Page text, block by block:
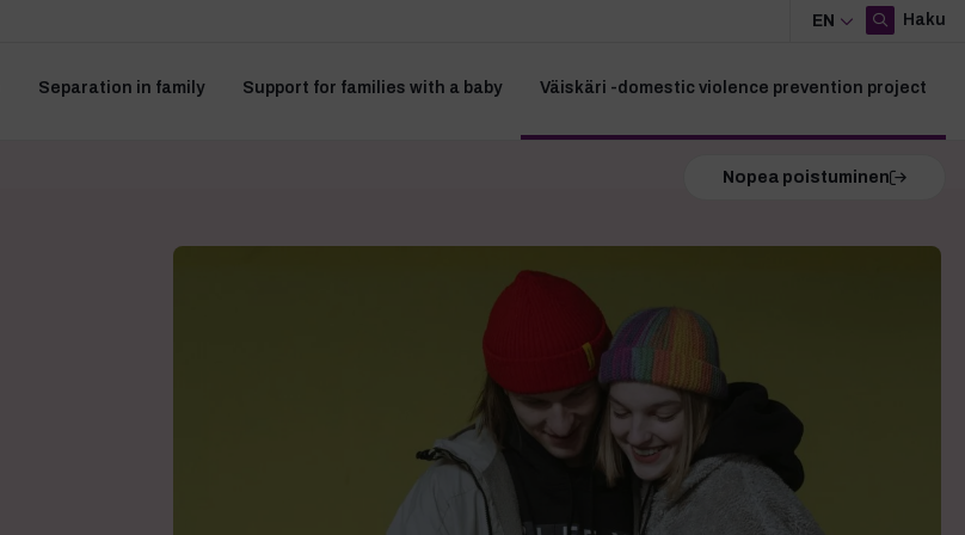
Separation in family Support for families with a baby Väiskäri -domestic violence prevention project
EN Haku
Nopea poistuminen